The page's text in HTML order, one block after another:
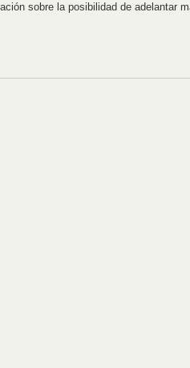
sobre la posibilidad de adelantar